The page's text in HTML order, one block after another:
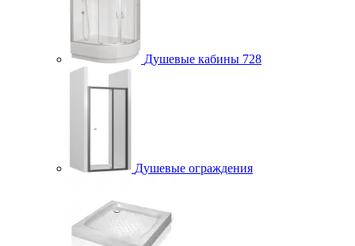
Душевые кабины 728
Душевые ограждения